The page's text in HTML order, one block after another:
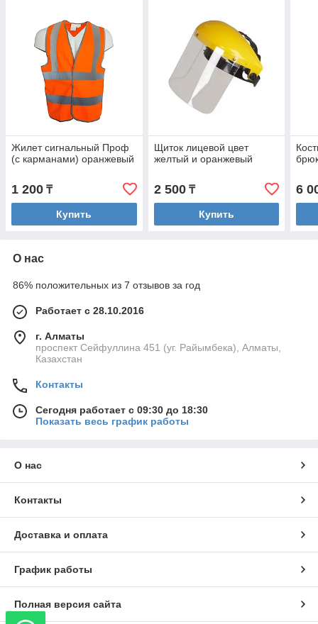
Жилет сигнальный Проф
(с карманами) оранжевый
1 200 ₸
Купить
Щиток лицевой цвет
желтый и оранжевый
2 500₸
Купить
6
О нас
86% положительных из 7 отзывов за год
Работает с 28.10.2016
г. Алматы
проспект Сейфуллина 451 (уг. Райымбека), Алматы,
Казахстан
Контакты
Сегодня работает с 09:30 до 18:30
Показать весь график работы
О нас
Контакты
Доставка и оплата
График работы
Полная версия сайта